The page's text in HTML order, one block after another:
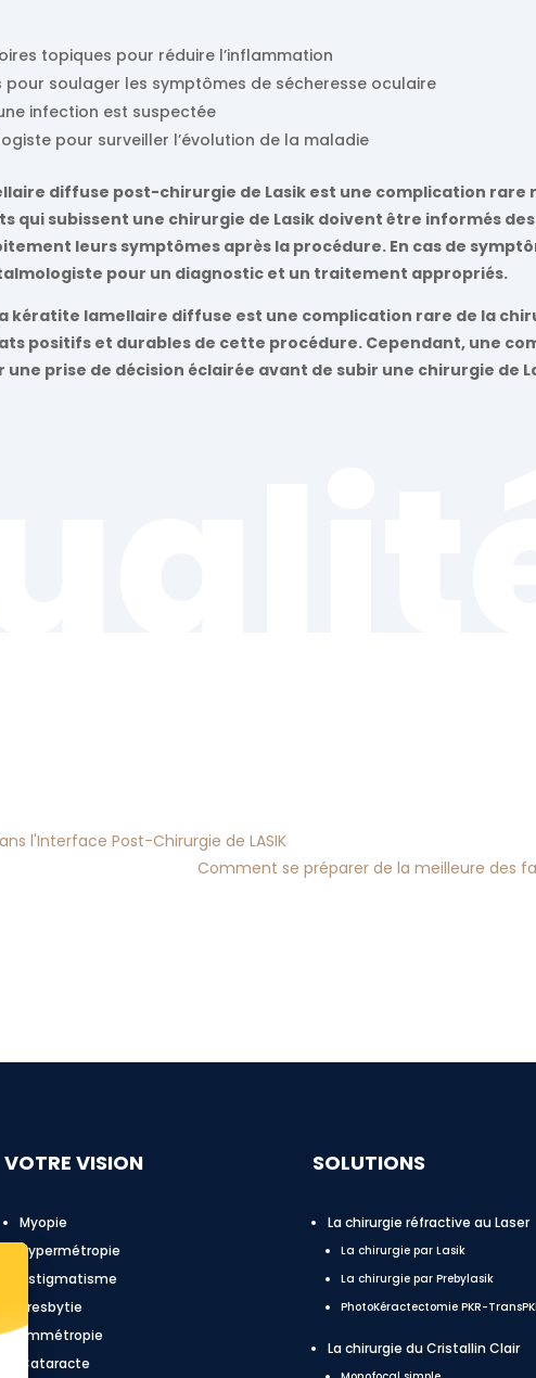
topiques pour réduire l’inflammation
soulager les symptômes de sécheresse oculaire
infection est suspectée
pour surveiller l’évolution de la maladie
diffuse post-chirurgie de Lasik est une complication rare
qui subissent une chirurgie de Lasik doivent être informés
leurs symptômes après la procédure. En cas de
pour un diagnostic et un traitement appropriés.
kératite lamellaire diffuse est une complication rare de la
positifs et durables de cette procédure. Cependant, une
prise de décision éclairée avant de subir une chirurgie de
l'Interface Post-Chirurgie de LASIK
Comment se préparer de la meilleure des
VOTRE VISION
Myopie
Hypermétropie
Astigmatisme
Presbytie
Emmétropie
Cataracte
SOLUTIONS
La chirurgie réfractive au Laser
La chirurgie par Lasik
La chirurgie par Prebylasik
PhotoKéractectomie PKR-
La chirurgie du Cristallin Clair